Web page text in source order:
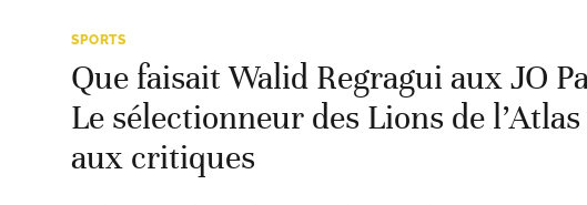
SPORTS
Que faisait Walid Regragui aux JO
Le sélectionneur des Lions de
aux critiques